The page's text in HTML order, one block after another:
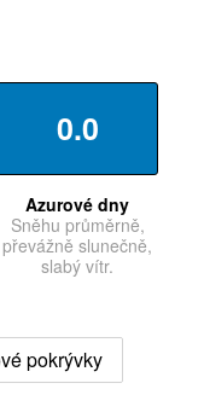
0.0
Azurové dny
Sněhu průměrně,
převážně slunečně,
slabý vítr.
pokrývky